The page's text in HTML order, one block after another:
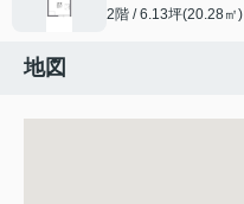
2階 / 6.13坪(20.28㎡)
地図